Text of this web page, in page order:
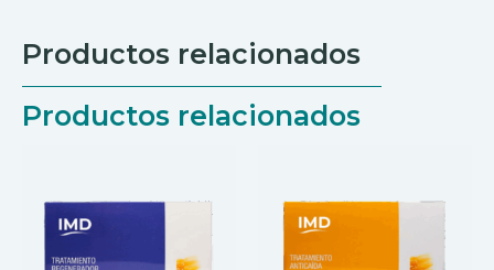
Productos relacionados
Productos relacionados